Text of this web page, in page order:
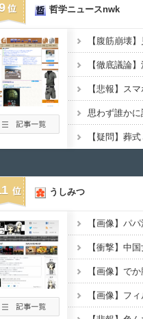
哲学ニュースnwk
思わず誰か
【疑問】葬
うしみつ